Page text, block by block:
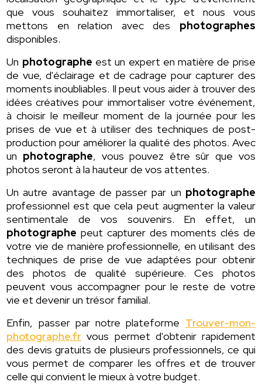
que vous souhaitez immortaliser, et nous vous
mettons en relation avec des photographes
disponibles.
Un photographe est un expert en matière de prise
de vue, d'éclairage et de cadrage pour capturer des
moments inoubliables. Il peut vous aider à trouver des
idées créatives pour immortaliser votre événement,
à choisir le meilleur moment de la journée pour les
prises de vue et à utiliser des techniques de post-
production pour améliorer la qualité des photos. Avec
un photographe, vous pouvez être sûr que vos
photos seront à la hauteur de vos attentes.
Un autre avantage de passer par un photographe
professionnel est que cela peut augmenter la valeur
sentimentale de vos souvenirs. En effet, un
photographe peut capturer des moments clés de
votre vie de manière professionnelle, en utilisant des
techniques de prise de vue adaptées pour obtenir
des photos de qualité supérieure. Ces photos
peuvent vous accompagner pour le reste de votre
vie et devenir un trésor familial.
Enfin, passer par notre plateforme Trouver-mon-
photographe.fr vous permet d'obtenir rapidement
des devis gratuits de plusieurs professionnels, ce qui
vous permet de comparer les offres et de trouver
celle qui convient le mieux à votre budget.